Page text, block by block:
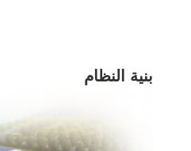
بنية النظام